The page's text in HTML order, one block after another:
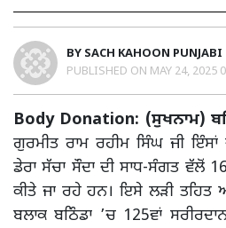
BY SACH KAHOON PUNJABI
PUBLISHED ON MAY 24, 2025
Body Donation: (ਸੁਖਨਾਮ)
ਗੁਰਮੀਤ ਰਾਮ ਰਹੀਮ ਸਿੰਘ ਜੀ
ਡੇਰਾ ਸੱਚਾ ਸੌਦਾ ਦੀ ਸਾਧ-ਸੰਗਤ ਵੱਲੋਂ
ਕੀਤੇ ਜਾ ਰਹੇ ਹਨ। ਇਸੇ ਲੜੀ ਤਹਿਤ
ਬਲਾਕ ਬਠਿੰਡਾ ’ਚ 125ਵਾਂ